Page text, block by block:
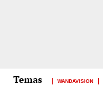
WANDAVISION